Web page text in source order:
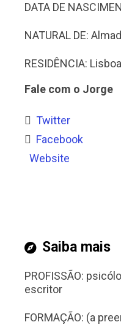
DATA DE
NATURAL DE:
RESIDÊNCIA: Lisboa
Fale com o Jorge
Twitter
Facebook
Website
Saiba mais
PROFISSÃO:
escritor
FORMAÇÃO: (a